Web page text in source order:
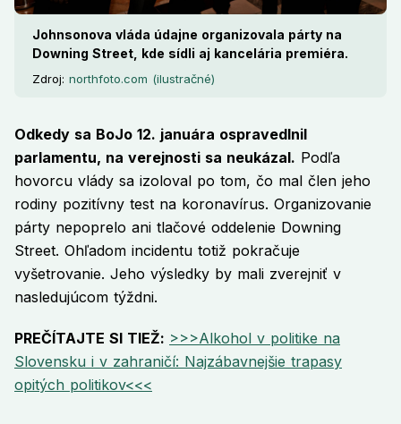
Johnsonova vláda údajne organizovala párty na
Downing Street, kde sídli aj kancelária premiéra.
Zdroj: northfoto.com (ilustračné)
Odkedy sa BoJo 12. januára ospravedlnil
parlamentu, na verejnosti sa neukázal. Podľa
hovorcu vlády sa izoloval po tom, čo mal člen jeho
rodiny pozitívny test na koronavírus. Organizovanie
párty nepoprelo ani tlačové oddelenie Downing
Street. Ohľadom incidentu totiž pokračuje
vyšetrovanie. Jeho výsledky by mali zverejniť v
nasledujúcom týždni.
PREČÍTAJTE SI TIEŽ: >>>Alkohol v politike na
Slovensku i v zahraničí: Najzábavnejšie trapasy
opitých politikov<<<